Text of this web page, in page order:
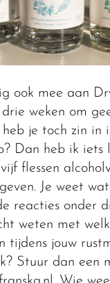
ook mee aan
weken om
je toch zin in
Dan heb ik iets
flessen
Je weet
reacties onder
weten met
tijdens jouw
Stuur dan een